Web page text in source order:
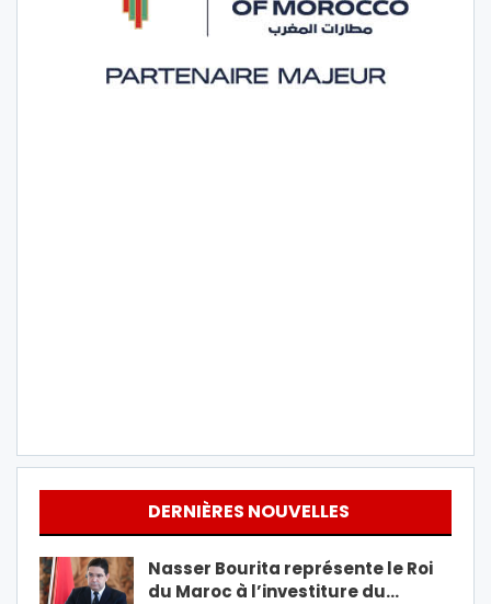
DERNIÈRES NOUVELLES
Nasser Bourita représente le Roi
du Maroc à l’investiture du…